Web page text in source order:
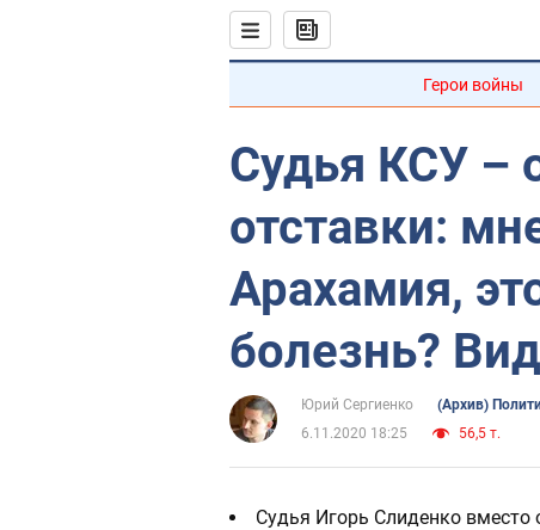
Герои войны
Судья КСУ –
отставки:
Арахамия,
болезнь?
Юрий Сергиенко
(Архив)
6.11.2020 18:25
56,5 т.
Судья Игорь Слиденко вместо